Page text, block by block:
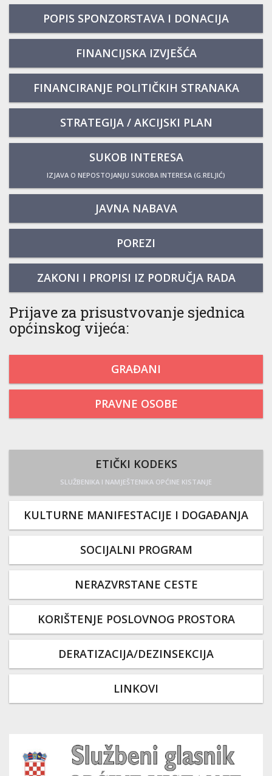
POPIS SPONZORSTAVA I DONACIJA
FINANCIJSKA IZVJEŠĆA
FINANCIRANJE POLITIČKIH STRANAKA
STRATEGIJA / AKCIJSKI PLAN
SUKOB INTERESA
IZJAVA O NEPOSTOJANJU SUKOBA INTERESA (G.RELJIĆ)
JAVNA NABAVA
POREZI
ZAKONI I PROPISI IZ PODRUČJA RADA
Prijave za prisustvovanje sjednica
općinskog vijeća:
GRAĐANI
PRAVNE OSOBE
ETIČKI KODEKS
SLUŽBENIKA I NAMJEŠTENIKA OPĆINE KISTANJE
KULTURNE MANIFESTACIJE I DOGAĐANJA
SOCIJALNI PROGRAM
NERAZVRSTANE CESTE
KORIŠTENJE POSLOVNOG PROSTORA
DERATIZACIJA/DEZINSEKCIJA
LINKOVI